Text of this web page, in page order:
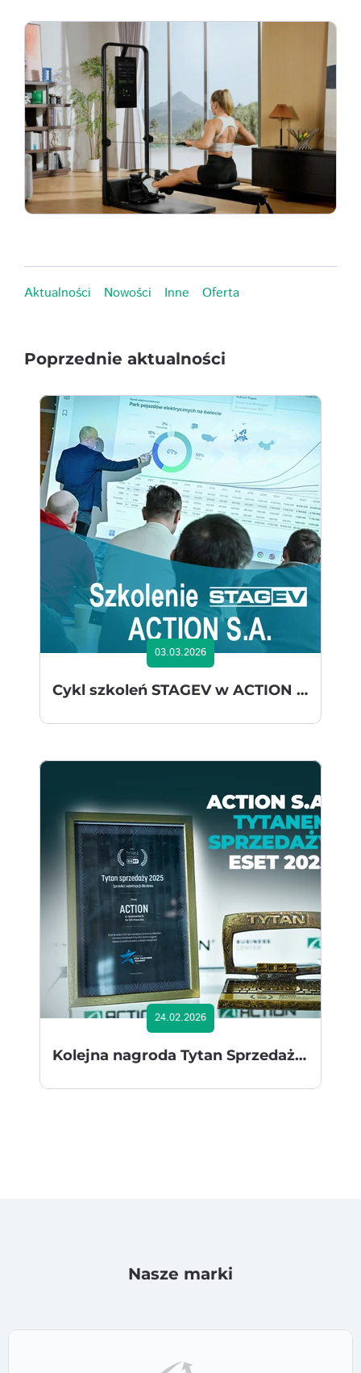
Aktualności Nowości Inne Oferta
Poprzednie aktualności
03.03.2026
Cykl szkoleń STAGEV w ACTION SA nabiera tempa i skali
24.02.2026
Kolejna nagroda Tytan Sprzedaży ESET dla ACTION SA
Nasze marki